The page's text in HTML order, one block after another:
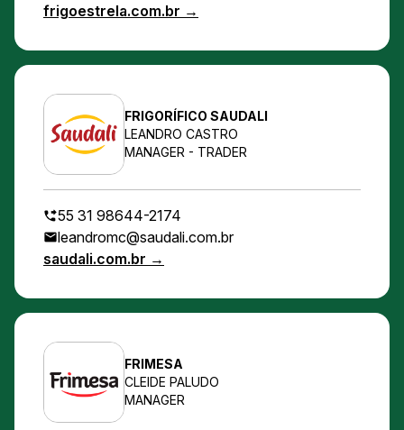
frigoestrela.com.br →
FRIGORÍFICO SAUDALI
LEANDRO CASTRO
MANAGER - TRADER
55 31 98644-2174
leandromc@saudali.com.br
saudali.com.br →
FRIMESA
CLEIDE PALUDO
MANAGER